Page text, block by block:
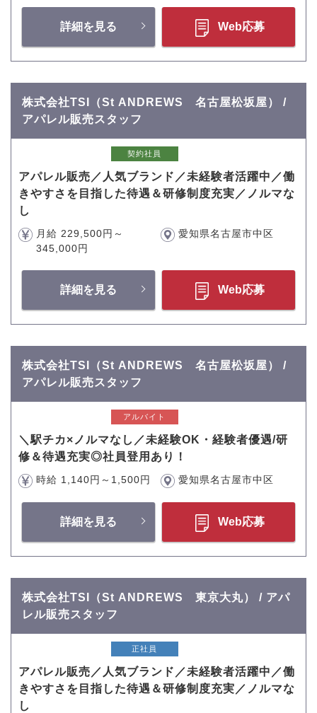
詳細を見る Web応募
株式会社TSI（St ANDREWS 名古屋松坂屋） /
アパレル販売スタッフ
契約社員
アパレル販売／人気ブランド／未経験者活躍中／働
きやすさを目指した待遇＆研修制度充実／ノルマな
し
月給 229,500円～
345,000円
愛知県名古屋市中区
詳細を見る Web応募
株式会社TSI（St ANDREWS 名古屋松坂屋） /
アパレル販売スタッフ
アルバイト
＼駅チカ×ノルマなし／未経験OK・経験者優遇/研
修＆待遇充実◎社員登用あり！
時給 1,140円～1,500円 愛知県名古屋市中区
詳細を見る Web応募
株式会社TSI（St ANDREWS 東京大丸） / アパ
レル販売スタッフ
正社員
アパレル販売／人気ブランド／未経験者活躍中／働
きやすさを目指した待遇＆研修制度充実／ノルマな
し